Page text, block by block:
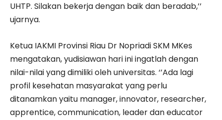
UHTP. Silakan bekerja dengan baik dan beradab,’’
ujarnya.
Ketua IAKMI Provinsi Riau Dr Nopriadi SKM MKes
mengatakan, yudisiawan hari ini ingatlah dengan
nilai-nilai yang dimiliki oleh universitas. ‘’Ada lagi
profil kesehatan masyarakat yang perlu
ditanamkan yaitu manager, innovator, researcher,
apprentice, communication, leader dan educator